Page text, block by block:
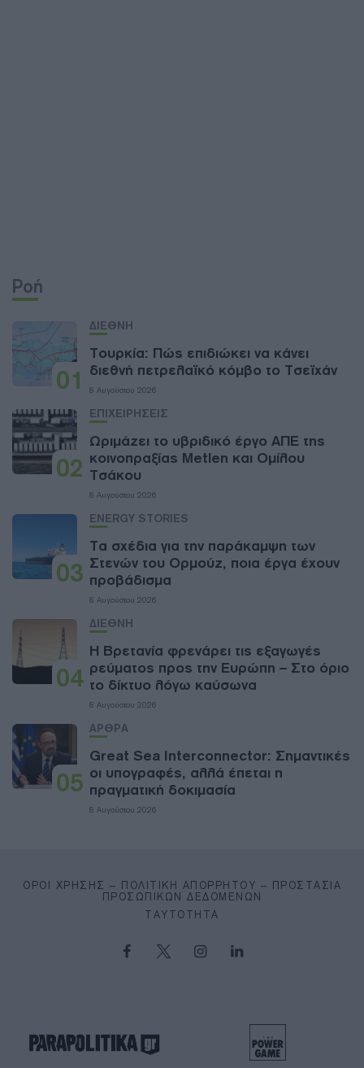
Ροή
01
ΔΙΕΘΝΗ
Τουρκία: Πώς επιδιώκει να κάνει
διεθνή πετρελαϊκό κόμβο το Τσεϊχάν
8 Αυγούστου 2026
02
ΕΠΙΧΕΙΡΗΣΕΙΣ
Ωριμάζει το υβριδικό έργο ΑΠΕ της
κοινοπραξίας Metlen και Ομίλου
Τσάκου
8 Αυγούστου 2026
03
ENERGY STORIES
Τα σχέδια για την παράκαμψη των
Στενών του Ορμούζ, ποια έργα έχουν
προβάδισμα
8 Αυγούστου 2026
04
ΔΙΕΘΝΗ
Η Βρετανία φρενάρει τις εξαγωγές
ρεύματος προς την Ευρώπη – Στο όριο
το δίκτυο λόγω καύσωνα
8 Αυγούστου 2026
05
ΑΡΘΡΑ
Great Sea Interconnector: Σημαντικές
οι υπογραφές, αλλά έπεται η
πραγματική δοκιμασία
8 Αυγούστου 2026
ΌΡΟΙ ΧΡΉΣΗΣ – ΠΟΛΙΤΙΚΉ ΑΠΟΡΡΉΤΟΥ – ΠΡΟΣΤΑΣΊΑ
ΠΡΟΣΩΠΙΚΏΝ ΔΕΔΟΜΈΝΩΝ
ΤΑΥΤΌΤΗΤΑ